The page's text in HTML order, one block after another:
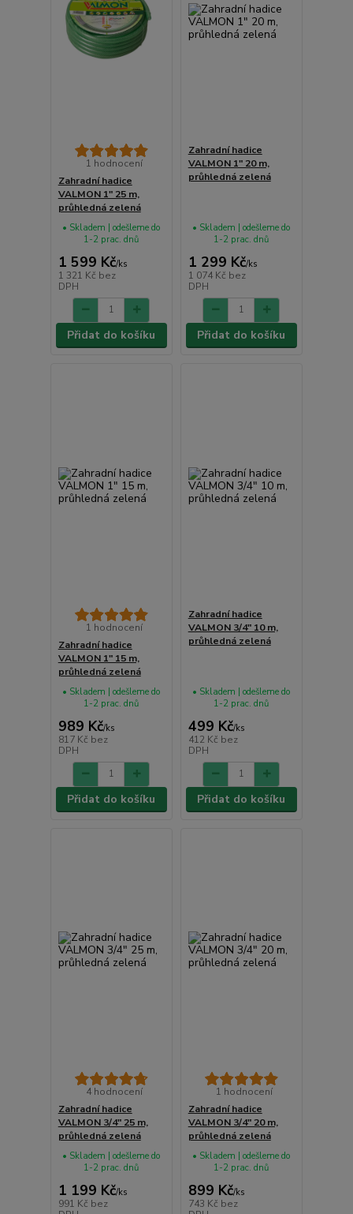
1 hodnocení
Zahradní hadice
VALMON 1" 25 m,
průhledná zelená
1 599 Kč/ks
1 321 Kč bez
DPH
• Skladem | odešleme do
1-2 prac. dnů
Přidat do košíku
Zahradní hadice
VALMON 1" 20 m,
průhledná zelená
1 299 Kč/ks
1 074 Kč bez
DPH
• Skladem | odešleme do
1-2 prac. dnů
Přidat do košíku
1 hodnocení
Zahradní hadice
VALMON 1" 15 m,
průhledná zelená
989 Kč/ks
817 Kč bez
DPH
• Skladem | odešleme do
1-2 prac. dnů
Přidat do košíku
Zahradní hadice
VALMON 3/4" 10 m,
průhledná zelená
499 Kč/ks
412 Kč bez
DPH
• Skladem | odešleme do
1-2 prac. dnů
Přidat do košíku
4 hodnocení
Zahradní hadice
VALMON 3/4" 25 m,
průhledná zelená
1 199 Kč/ks
991 Kč bez
• Skladem | odešleme do
1-2 prac. dnů
1 hodnocení
Zahradní hadice
VALMON 3/4" 20 m,
průhledná zelená
899 Kč/ks
743 Kč bez
• Skladem | odešleme do
1-2 prac. dnů